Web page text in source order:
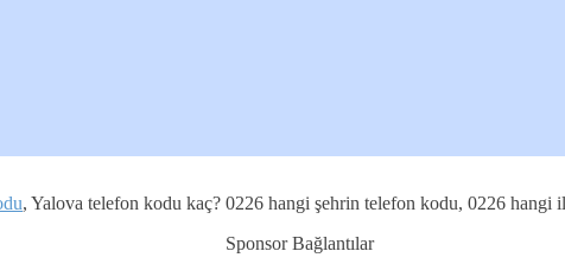
, Yalova telefon kodu kaç? 0226 hangi şehrin telefon kodu, 0226
Sponsor Bağlantılar